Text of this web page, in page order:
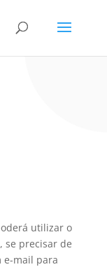
utilizar o
se precisar de
e-mail para